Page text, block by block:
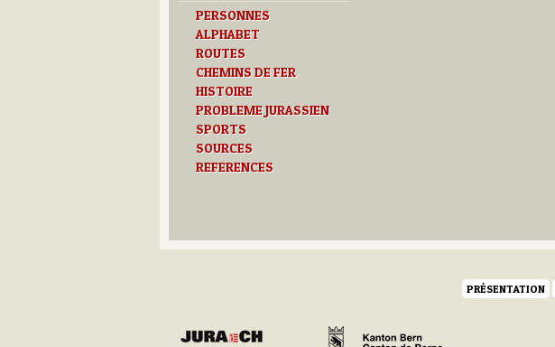
P
Problème jurassien
Q
R
S
T
Textes
U
Z
PERSONNES
ALPHABET
ROUTES
CHEMINS DE FER
HISTOIRE
PROBLEME JURASSIEN
SPORTS
SOURCES
REFERENCES
PRÉSENTATION